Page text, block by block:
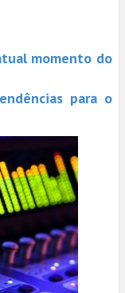
momento do
para o